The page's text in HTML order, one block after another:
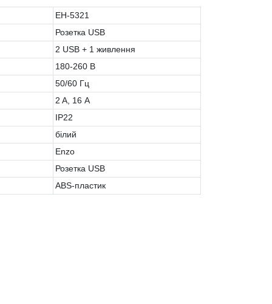
EH-5321
Розетка USB
2 USB + 1 живлення
180-260 В
50/60 Гц
2 A, 16 А
IP22
білий
Enzo
Розетка USB
ABS-пластик